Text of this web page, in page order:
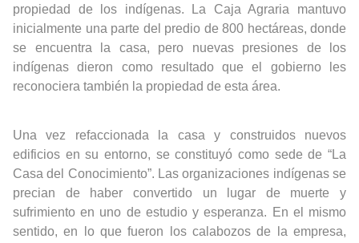
propiedad de los indígenas. La Caja Agraria mantuvo
inicialmente una parte del predio de 800 hectáreas, donde
se encuentra la casa, pero nuevas presiones de los
indígenas dieron como resultado que el gobierno les
reconociera también la propiedad de esta área.
Una vez refaccionada la casa y construidos nuevos
edificios en su entorno, se constituyó como sede de “La
Casa del Conocimiento”. Las organizaciones indígenas se
precian de haber convertido un lugar de muerte y
sufrimiento en uno de estudio y esperanza. En el mismo
sentido, en lo que fueron los calabozos de la empresa,